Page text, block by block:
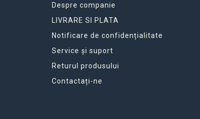
Despre companie
LIVRARE SI PLATA
Notificare de confidențialitate
Service și suport
Returul produsului
Contactați-ne